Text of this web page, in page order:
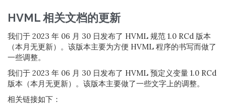
HVML 相关文档的更新
我们于 2023 年 06 月 30 日发布了 HVML 规范 1.0 RCd 版本
（本月无更新）。该版本主要为方便 HVML 程序的书写而做了
一些调整。
我们于 2023 年 06 月 30 日发布了 HVML 预定义变量 1.0 RCd
版本（本月无更新）。该版本主要做了一些文字上的调整。
相关链接如下：